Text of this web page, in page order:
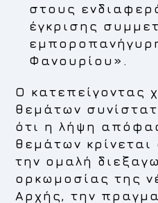
στους
έγκρισης
Φανουρίου».
O κατεπείγοντας
θεμάτων
ότι η λήψη
θεμάτων
την ομαλή
ορκωμοσίας της
Αρχής, την